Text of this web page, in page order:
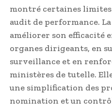
montré certaines
audit de performance.
améliorer son efficacité
organes dirigeants, en
surveillance et en
ministères de tutelle.
une simplification des
nomination et un